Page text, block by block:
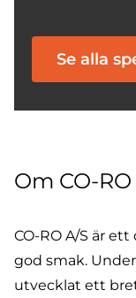
Se alla
Om CO-RO
CO-RO A/S är
god smak.
utvecklat ett